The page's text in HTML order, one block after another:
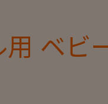
ベビ